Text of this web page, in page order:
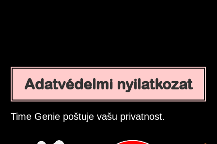
Adatvédelmi nyilatkozat
Time Genie poštuje vašu privatnost.